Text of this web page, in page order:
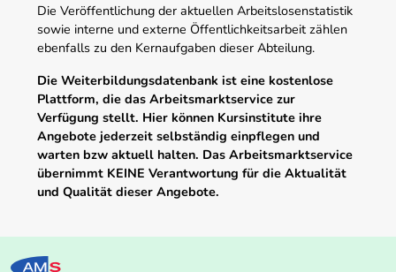
Die Veröffentlichung der aktuellen Arbeitslosenstatistik
sowie interne und externe Öffentlichkeitsarbeit zählen
ebenfalls zu den Kernaufgaben dieser Abteilung.
Die Weiterbildungsdatenbank ist eine kostenlose
Plattform, die das Arbeitsmarktservice zur
Verfügung stellt. Hier können Kursinstitute ihre
Angebote jederzeit selbständig einpflegen und
warten bzw aktuell halten. Das Arbeitsmarktservice
übernimmt KEINE Verantwortung für die Aktualität
und Qualität dieser Angebote.